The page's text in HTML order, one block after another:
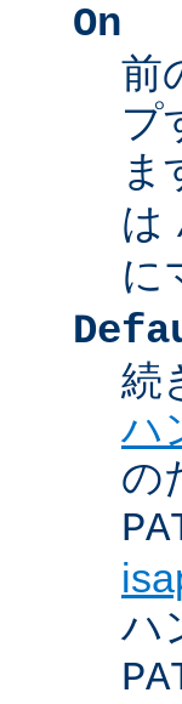
On
前
プ
ま
は
に
続
ハ
の
ハ